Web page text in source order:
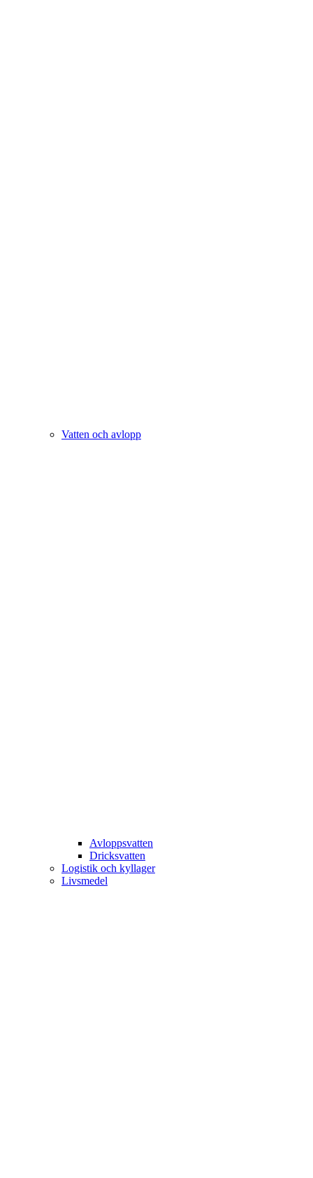
Vatten och avlopp
Avloppsvatten
Dricksvatten
Logistik och kyllager
Livsmedel